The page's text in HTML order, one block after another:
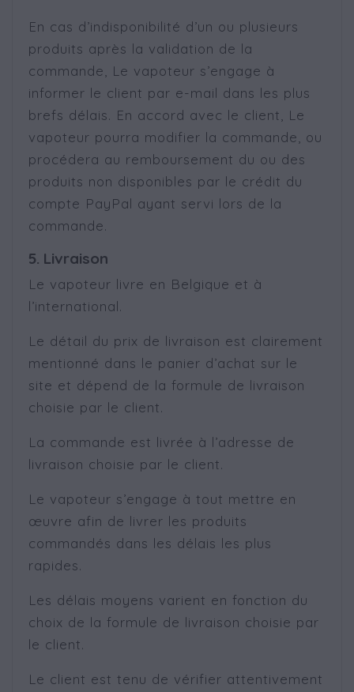
En cas d’indisponibilité d’un ou plusieurs
produits après la validation de la
commande, Le vapoteur s’engage à
informer le client par e-mail dans les plus
brefs délais. En accord avec le client, Le
vapoteur pourra modifier la commande, ou
procédera au remboursement du ou des
produits non disponibles par le crédit du
compte PayPal ayant servi lors de la
commande.
5. Livraison
Le vapoteur livre en Belgique et à
l’international.
Le détail du prix de livraison est clairement
mentionné dans le panier d’achat sur le
site et dépend de la formule de livraison
choisie par le client.
La commande est livrée à l’adresse de
livraison choisie par le client.
Le vapoteur s’engage à tout mettre en
œuvre afin de livrer les produits
commandés dans les délais les plus
rapides.
Les délais moyens varient en fonction du
choix de la formule de livraison choisie par
le client.
Le client est tenu de vérifier attentivement